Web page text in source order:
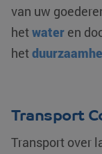
van uw
hetwater en
het
Transport
Transport over